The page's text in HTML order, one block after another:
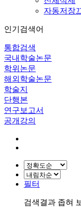
자동저장
인기검색어
통합검색
국내학술논문
학위논문
해외학술논문
학술지
단행본
연구보고서
공개강의
필터
검색결과 좁혀